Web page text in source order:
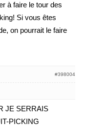
à faire le tour des
Si vous êtes
on pourrait le faire
#398004
JE SERRAIS
PICKING